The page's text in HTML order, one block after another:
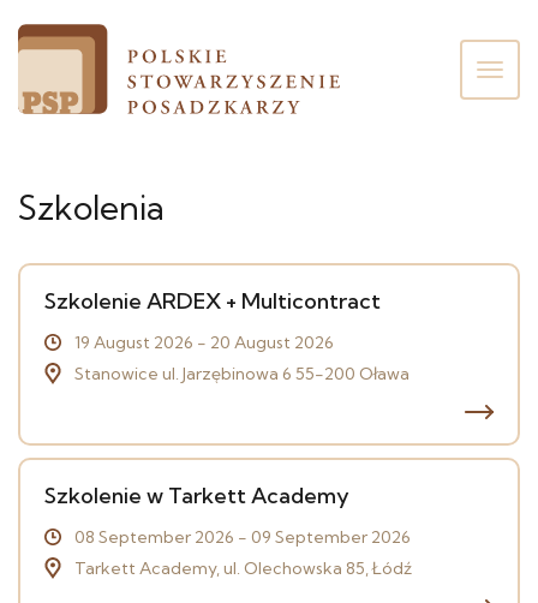
Szkolenia
Szkolenie ARDEX + Multicontract
19 August 2026 - 20 August 2026
Stanowice ul. Jarzębinowa 6 55-200 Oława
Szkolenie w Tarkett Academy
08 September 2026 - 09 September 2026
Tarkett Academy, ul. Olechowska 85, Łódź